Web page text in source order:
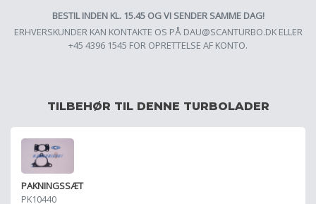
BESTIL INDEN KL. 15.45 OG VI SENDER SAMME DAG!
ERHVERSKUNDER KAN KONTAKTE OS PÅ DAU@SCANTURBO.DKELLER
+45 4396 1545 FOR OPRETTELSE AF KONTO.
TILBEHØR TIL DENNE TURBOLADER
PAKNINGSSÆT
PK10440